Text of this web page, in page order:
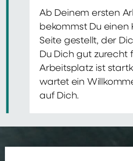
Ab Deinem ersten
bekommst Du einen
Seite gestellt, der
Du Dich gut zurecht
Arbeitsplatz ist
wartet ein
auf Dich.